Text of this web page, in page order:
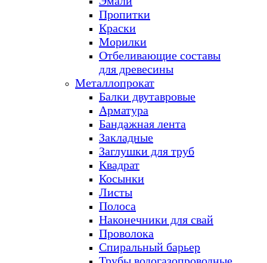
Пропитки
Краски
Морилки
Отбеливающие составы
для древесины
Металлопрокат
Балки двутавровые
Арматура
Бандажная лента
Закладные
Заглушки для труб
Квадрат
Косынки
Листы
Полоса
Наконечники для свай
Проволока
Спиральный барьер